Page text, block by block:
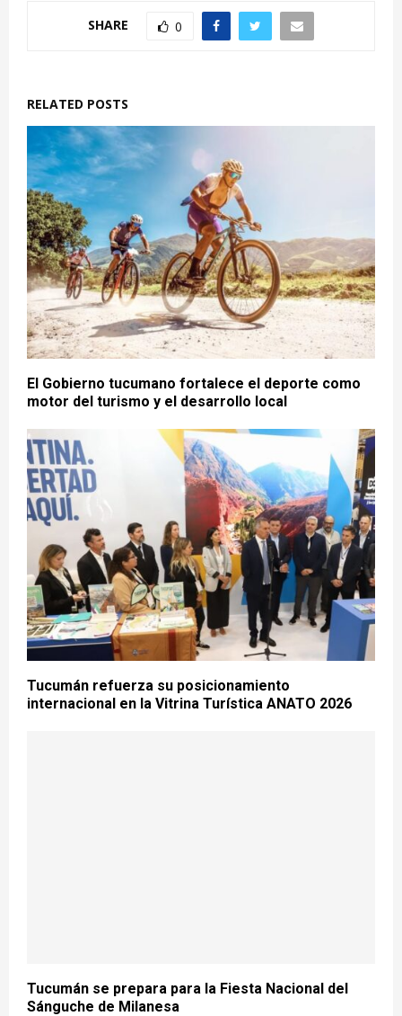
SHARE 0
RELATED POSTS
El Gobierno tucumano fortalece el deporte como
motor del turismo y el desarrollo local
Tucumán refuerza su posicionamiento
internacional en la Vitrina Turística ANATO 2026
Tucumán se prepara para la Fiesta Nacional del
Sánguche de Milanesa